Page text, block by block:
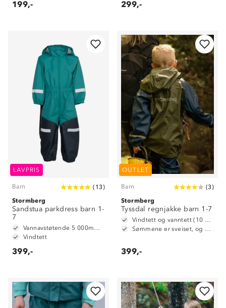
199,- 299,-
LAVPRIS
Barn ( 13)
Stormberg
Sandstua parkdress barn 1-
7
Vannavstøtende 5 000mm vannsøyle
Vindtett
399,-
OUTLET
Barn (3)
Stormberg
Tyssdal regnjakke barn 1-7
Vindtett og vanntett (10 000 mm vannsøyle)
Sømmene er sveiset, og dermed vanntette
399,-